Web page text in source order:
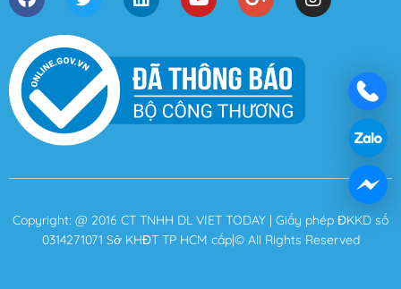
Copyright: @ 2016 CT TNHH DL VIET TODAY | Giấy phép ĐKKD số
0314271071 Sở KHĐT TP HCM cấp|© All Rights Reserved